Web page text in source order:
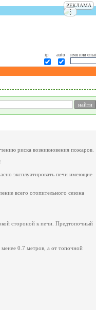
РЕКЛАМА
⋮
ip auto имя или
риска возникновения пожаров.
эксплуатировать печи имеющие
всего отопительного сезона
стороной к печи. Предтопочный
0.7 метров, а от топочной